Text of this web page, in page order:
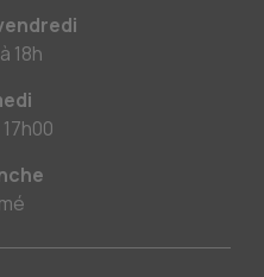
à 18h
17h00